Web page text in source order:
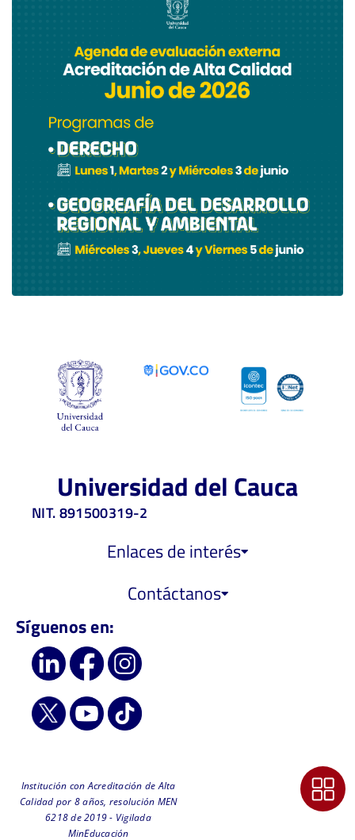
Universidad del Cauca
NIT. 891500319-2
Enlaces de interés
Contáctanos
Síguenos en:
Institución con Acreditación de Alta
Calidad por 8 años, resolución MEN
6218 de 2019 - Vigilada
MinEducación